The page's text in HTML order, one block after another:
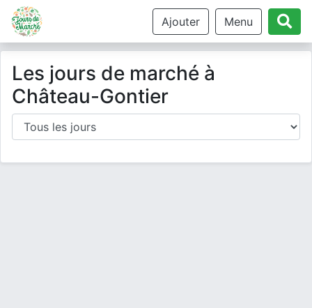
Ajouter Menu
Les jours de marché à
Château-Gontier